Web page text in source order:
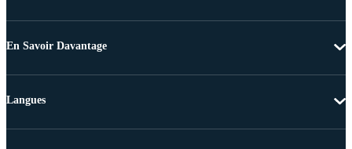
En Savoir Davantage
Langues